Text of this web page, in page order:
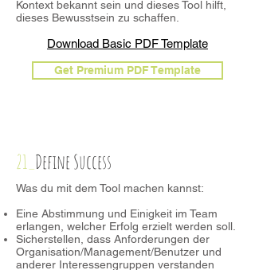
Kontext bekannt sein und dieses Tool hilft,
dieses Bewusstsein zu schaffen.
Download Basic PDF Template
Get Premium PDF Template
21_ Define Success
Was du mit dem Tool machen kannst:
Eine Abstimmung und Einigkeit im Team
erlangen, welcher Erfolg erzielt werden soll.
Sicherstellen, dass Anforderungen der
Organisation/Management/Benutzer und
anderer Interessengruppen verstanden